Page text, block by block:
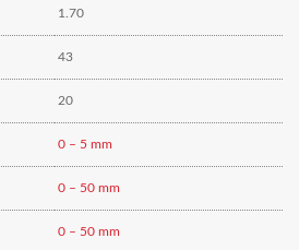
1.70
43
20
0 – 5 mm
0 – 50 mm
0 – 50 mm